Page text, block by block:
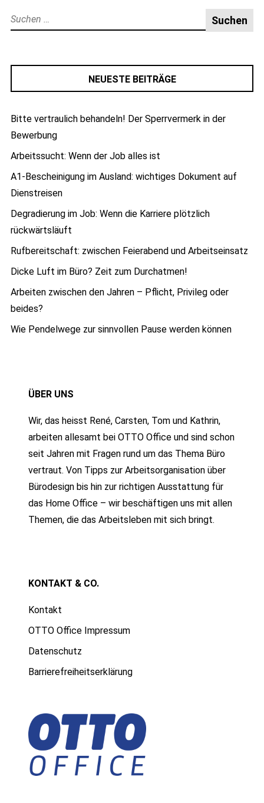
Suche
nach:
NEUESTE BEITRÄGE
Bitte vertraulich behandeln! Der Sperrvermerk in der
Bewerbung
Arbeitssucht: Wenn der Job alles ist
A1-Bescheinigung im Ausland: wichtiges Dokument auf
Dienstreisen
Degradierung im Job: Wenn die Karriere plötzlich
rückwärtsläuft
Rufbereitschaft: zwischen Feierabend und Arbeitseinsatz
Dicke Luft im Büro? Zeit zum Durchatmen!
Arbeiten zwischen den Jahren – Pflicht, Privileg oder
beides?
Wie Pendelwege zur sinnvollen Pause werden können
ÜBER UNS
Wir, das heisst René, Carsten, Tom und Kathrin,
arbeiten allesamt bei OTTO Office und sind schon
seit Jahren mit Fragen rund um das Thema Büro
vertraut. Von Tipps zur Arbeitsorganisation über
Bürodesign bis hin zur richtigen Ausstattung für
das Home Office – wir beschäftigen uns mit allen
Themen, die das Arbeitsleben mit sich bringt.
KONTAKT & CO.
Kontakt
OTTO Office Impressum
Datenschutz
Barrierefreiheitserklärung